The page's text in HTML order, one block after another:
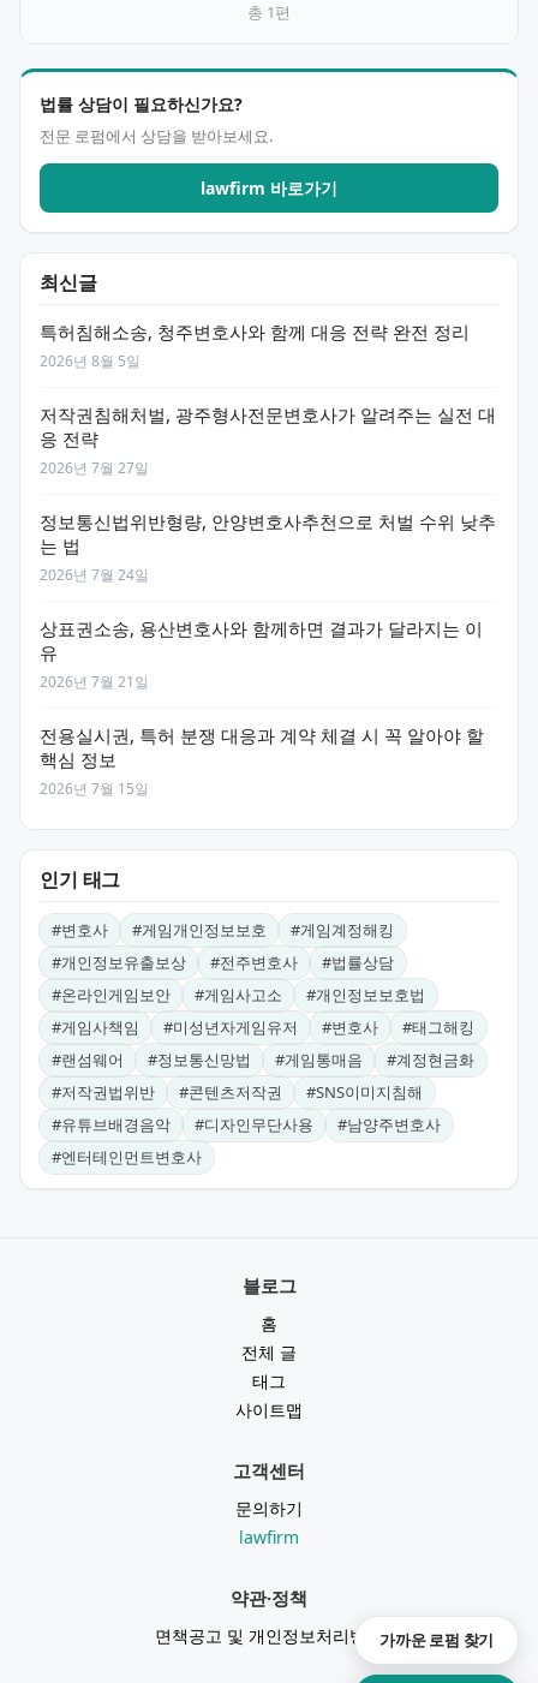
총 1편
법률 상담이 필요하신가요?
전문 로펌에서 상담을 받아보세요.
lawfirm 바로가기
최신글
특허침해소송, 청주변호사와 함께 대응 전략 완전 정리
2026년 8월 5일
저작권침해처벌, 광주형사전문변호사가 알려주는 실전 대
응 전략
2026년 7월 27일
정보통신법위반형량, 안양변호사추천으로 처벌 수위 낮추
는 법
2026년 7월 24일
상표권소송, 용산변호사와 함께하면 결과가 달라지는 이
유
2026년 7월 21일
전용실시권, 특허 분쟁 대응과 계약 체결 시 꼭 알아야 할
핵심 정보
2026년 7월 15일
인기 태그
#변호사 #게임개인정보보호 #게임계정해킹
#개인정보유출보상 #전주변호사 #법률상담
#온라인게임보안 #게임사고소 #개인정보보호법
#게임사책임 #미성년자게임유저 #변호사 #태그해킹
#랜섬웨어 #정보통신망법 #게임통매음 #계정현금화
#저작권법위반 #콘텐츠저작권 #SNS이미지침해
#유튜브배경음악 #디자인무단사용 #남양주변호사
#엔터테인먼트변호사
블로그
홈
전체 글
태그
사이트맵
고객센터
문의하기
lawfirm
약관·정책
면책공고 및 개인정보처리방침가까운 로펌 찾기